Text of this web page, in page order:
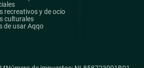
recreativos y de ocio
culturales
de usar Aqqo